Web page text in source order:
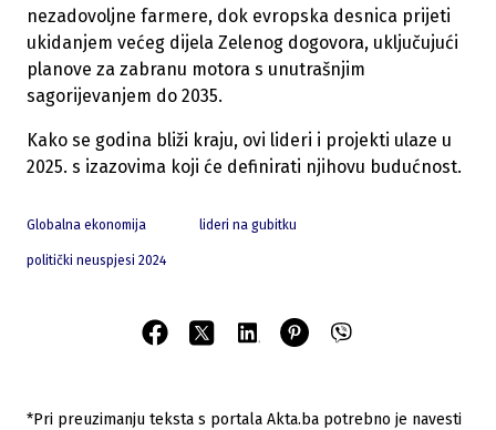
nezadovoljne farmere, dok evropska desnica prijeti
ukidanjem većeg dijela Zelenog dogovora, uključujući
planove za zabranu motora s unutrašnjim
sagorijevanjem do 2035.
Kako se godina bliži kraju, ovi lideri i projekti ulaze u
2025. s izazovima koji će definirati njihovu budućnost.
Globalna ekonomija lideri na gubitku
politički neuspjesi 2024
*Pri preuzimanju teksta s portala Akta.ba potrebno je navesti